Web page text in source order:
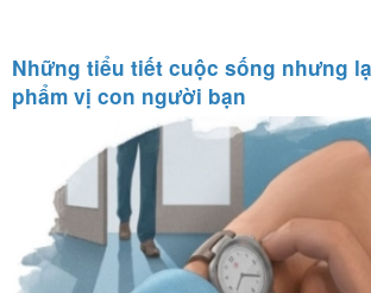
Những tiểu tiết cuộc sống nhưng
phẩm vị con người bạn